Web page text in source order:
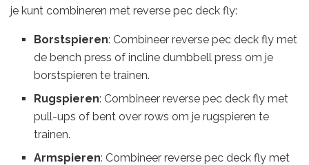
je kunt combineren met reverse pec deck fly:
Borstspieren: Combineer reverse pec deck fly met
de bench press of incline dumbbell press om je
borstspieren te trainen.
Rugspieren: Combineer reverse pec deck fly met
pull-ups of bent over rows om je rugspieren te
trainen.
Armspieren: Combineer reverse pec deck fly met